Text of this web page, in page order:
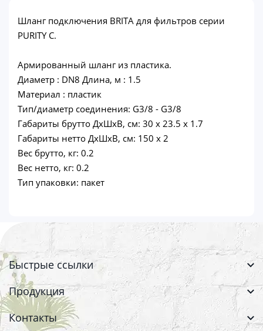
Шланг подключения BRITA для фильтров серии
PURITY С.
Армированный шланг из пластика.
Диаметр : DN8 Длина, м : 1.5
Материал : пластик
Тип/диаметр соединения: G3/8 - G3/8
Габариты брутто ДхШхВ, см: 30 x 23.5 x 1.7
Габариты нетто ДхШхВ, см: 150 x 2
Вес брутто, кг: 0.2
Вес нетто, кг: 0.2
Тип упаковки: пакет
Быстрые ссылки
Продукция
Контакты